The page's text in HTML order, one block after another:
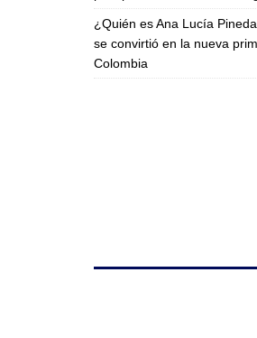
¿Quién es Ana Lucía
se convirtió en la nueva
Colombia